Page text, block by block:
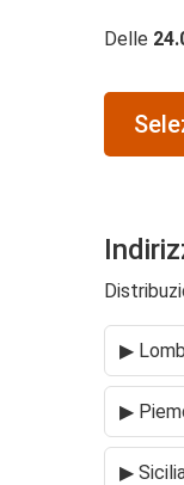
Delle
▶
▶
▶